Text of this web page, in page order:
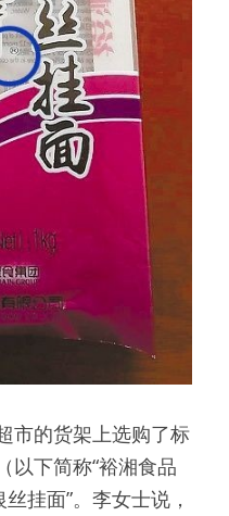
市的货架上选购了标
以下简称“裕湘食品
挂面”。李女士说，